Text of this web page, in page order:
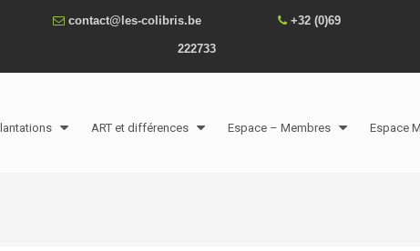
contact@les-colibris.be +32 (0)69
222733
ART et différences Espace – Membres Espace